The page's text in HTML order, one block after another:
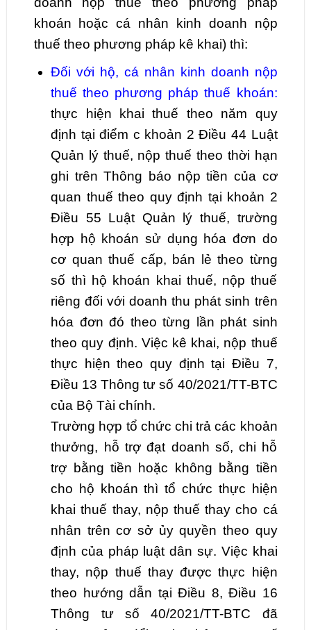
khoán hoặc cá nhân kinh doanh nộp
thuế theo phương pháp kê khai) thì:
Đối với hộ, cá nhân kinh doanh nộp
thuế theo phương pháp thuế khoán:
thực hiện khai thuế theo năm quy
định tại điểm c khoản 2 Điều 44 Luật
Quản lý thuế, nộp thuế theo thời hạn
ghi trên Thông báo nộp tiền của cơ
quan thuế theo quy định tại khoản 2
Điều 55 Luật Quản lý thuế, trường
hợp hộ khoán sử dụng hóa đơn do
cơ quan thuế cấp, bán lẻ theo từng
số thì hộ khoán khai thuế, nộp thuế
riêng đối với doanh thu phát sinh trên
hóa đơn đó theo từng lần phát sinh
theo quy định. Việc kê khai, nộp thuế
thực hiện theo quy định tại Điều 7,
Điều 13 Thông tư số 40/2021/TT-BTC
của Bộ Tài chính.
Trường hợp tổ chức chi trả các khoản
thưởng, hỗ trợ đạt doanh số, chi hỗ
trợ bằng tiền hoặc không bằng tiền
cho hộ khoán thì tổ chức thực hiện
khai thuế thay, nộp thuế thay cho cá
nhân trên cơ sở ủy quyền theo quy
định của pháp luật dân sự. Việc khai
thay, nộp thuế thay được thực hiện
theo hướng dẫn tại Điều 8, Điều 16
Thông tư số 40/2021/TT-BTC đã